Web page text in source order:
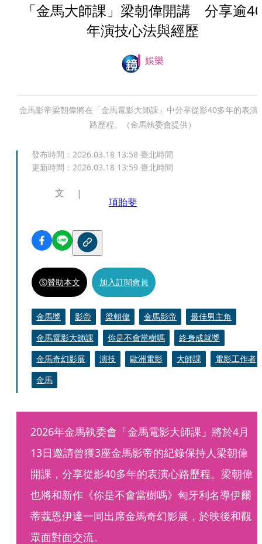
「金馬大師課」梁朝偉開講 分享逾
年演技心法與經歷
娛樂
金馬影帝梁朝偉將在「金馬電影大師課」中分享從影40多年的表演
路歷程。（金馬執委會提供）
發布時間： 2026.03.18 13:58 臺北時間
更新時間： 2026.03.18 13:59 臺北時間
文
項貽斐
贊助本文 加入訂閱會員
金馬獎 影帝 梁朝偉 金馬影帝
最佳男主角
金馬電影大師課
你是不會當樹嗎
終身成就獎
金馬奇幻影展
演技 歐洲電影 大師課
電影工作者
金馬
2026年金馬執委會「金馬電影大師課」將於4月
13日邀請曾獲3座金馬影帝的紀錄保持人梁朝偉
開課，分享從影40多年的表演心路歷程。梁朝偉
也將和新作《你是不會當樹嗎》匈牙利名導伊爾
蒂蔻恩伊達一同出席金馬奇幻影展，於映後和觀
眾面對面交流。